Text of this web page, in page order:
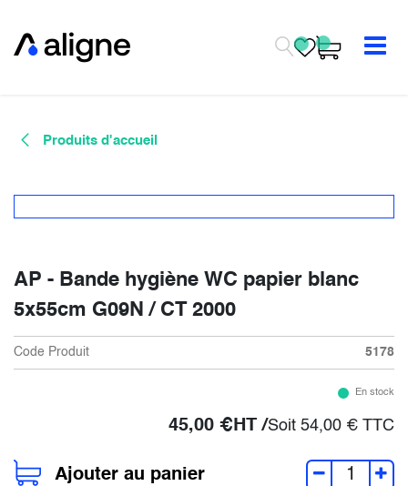
Produits d'accueil
AP - Bande hygiène WC papier blanc
5x55cm G09N / CT 2000
Code Produit 5178
En stock
45,00 €HT /Soit 54,00 € TTC
Ajouter au panier